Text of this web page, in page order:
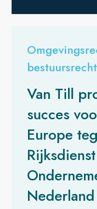
bestuursrecht
Van Till
succes
Europe